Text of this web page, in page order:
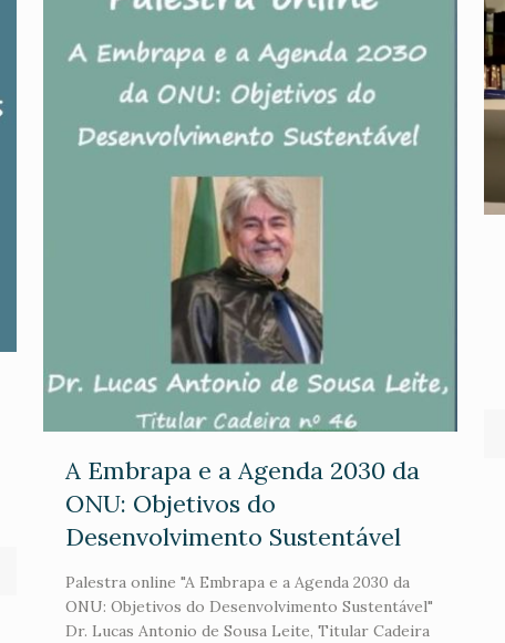
A Embrapa e a Agenda 2030 da
ONU: Objetivos do
Desenvolvimento Sustentável
Palestra online "A Embrapa e a Agenda 2030 da
ONU: Objetivos do Desenvolvimento Sustentável"
Dr. Lucas Antonio de Sousa Leite, Titular Cadeira